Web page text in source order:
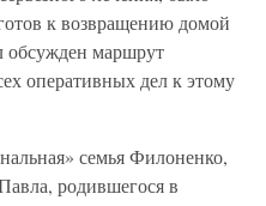
к возвращению домой
обсужден маршрут
оперативных дел к этому
семья Филоненко,
родившегося в